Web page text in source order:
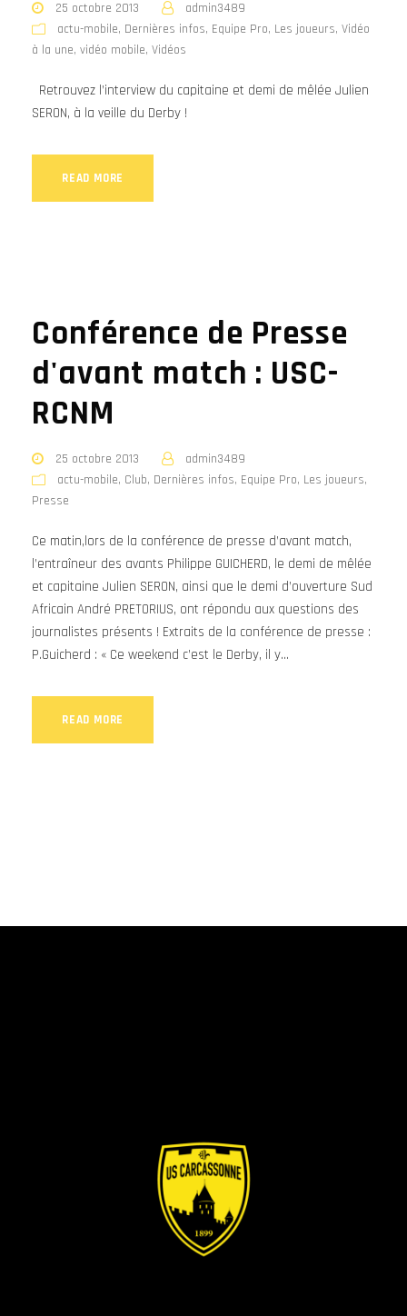
25 octobre 2013
admin3489
actu-mobile, Dernières infos, Equipe Pro, Les joueurs, Vidéo
à la une, vidéo mobile, Vidéos
Retrouvez l’interview du capitaine et demi de mêlée Julien
SERON, à la veille du Derby !
READ MORE
Conférence de Presse
d'avant match : USC-
RCNM
25 octobre 2013
admin3489
actu-mobile, Club, Dernières infos, Equipe Pro, Les joueurs,
Presse
Ce matin,lors de la conférence de presse d’avant match,
l’entraîneur des avants Philippe GUICHERD, le demi de mêlée
et capitaine Julien SERON, ainsi que le demi d’ouverture Sud
Africain André PRETORIUS, ont répondu aux questions des
journalistes présents ! Extraits de la conférence de presse :
P.Guicherd : « Ce weekend c’est le Derby, il y...
READ MORE